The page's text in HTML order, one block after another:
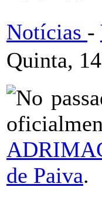
Notícias -
Quinta,
No
de Paiva.